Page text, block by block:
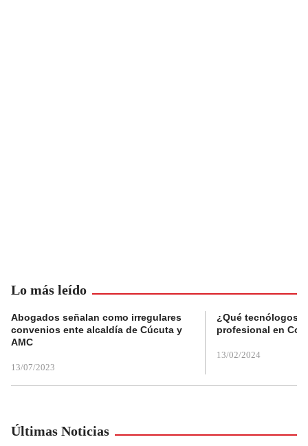
Lo más leído
Abogados señalan como irregulares
convenios ente alcaldía de Cúcuta y
AMC
13/07/2023
¿Qué tecnólogos
profesional en
13/02/2024
Últimas Noticias